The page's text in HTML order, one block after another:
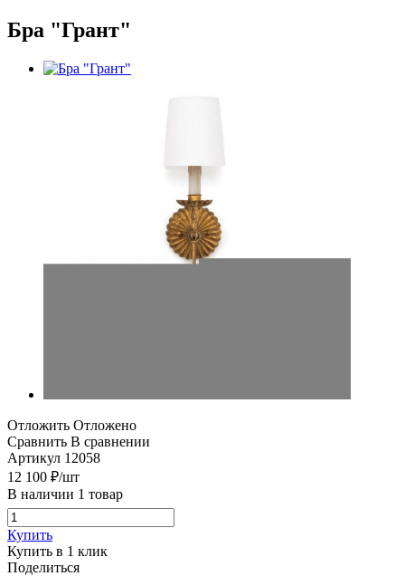
Бра "Грант"
Отложить Отложено
Сравнить В сравнении
Артикул 12058
12 100 ₽/шт
В наличии 1 товар
Купить
Купить в 1 клик
Поделиться